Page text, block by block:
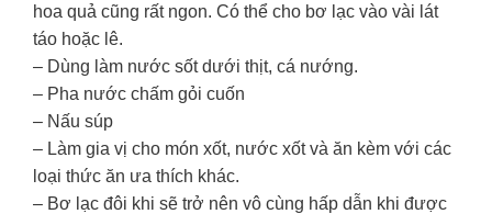
hoa quả cũng rất ngon. Có thể cho bơ lạc vào vài lát
táo hoặc lê.
– Dùng làm nước sốt dưới thịt, cá nướng.
– Pha nước chấm gỏi cuốn
– Nấu súp
– Làm gia vị cho món xốt, nước xốt và ăn kèm với các
loại thức ăn ưa thích khác.
– Bơ lạc đôi khi sẽ trở nên vô cùng hấp dẫn khi được